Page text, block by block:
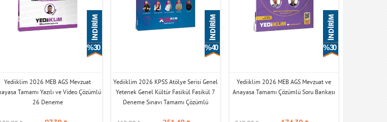
% 30
Yediiklim 2026 MEB AGS Mevzuat
Tamamı Yazılı ve Video Çözümlü
26 Deneme
% 40
Yediiklim 2026 KPSS Atölye Serisi Genel
Yetenek Genel Kültür Fasikül Fasikül 7
Deneme Sınavı Tamamı Çözümlü
% 30
Yediiklim 2026 MEB AGS Mevzuat ve
Anayasa Tamamı Çözümlü Soru Bankası